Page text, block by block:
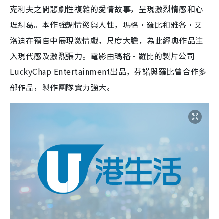
克利夫之間悲劇性複雜的愛情故事，呈現激烈情感和心
理糾葛。本作強調情慾與人性，瑪格·羅比和雅各·艾
洛迪在預告中展現激情戲，尺度大膽，為此經典作品注
入現代感及激烈張力。電影由瑪格·羅比的製片公司
LuckyChap Entertainment出品，芬諾與羅比曾合作多
部作品，製作團隊實力強大。​